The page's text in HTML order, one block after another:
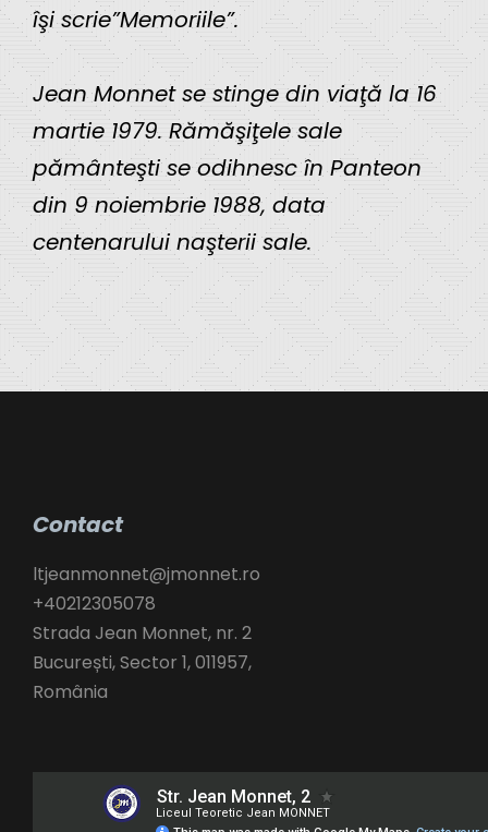
îşi scrie”Memoriile”.
Jean Monnet se stinge din viaţă la 16
martie 1979. Rămăşiţele sale
pământeşti se odihnesc în Panteon
din 9 noiembrie 1988, data
centenarului naşterii sale.
Contact
ltjeanmonnet@jmonnet.ro
+40212305078
Strada Jean Monnet, nr. 2
București,Sector 1,011957,
România